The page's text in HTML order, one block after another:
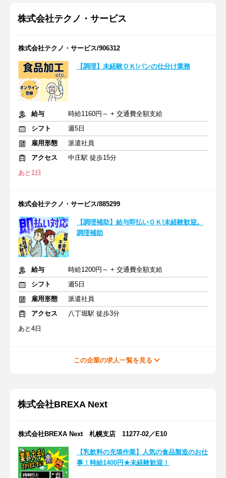
株式会社テクノ・サービス
株式会社テクノ・サービス/906312
【調理】未経験ＯＫ!パンの仕分け業務
給与
時給1160円～ + 交通費全額支給
シフト
週5日
雇用形態
派遣社員
アクセス
中庄駅 徒歩15分
あと1日
株式会社テクノ・サービス/885299
【調理補助】給与即払いＯＫ!未経験歓迎。
調理補助
給与
時給1200円～ + 交通費全額支給
シフト
週5日
雇用形態
派遣社員
アクセス
八丁堀駅 徒歩3分
あと4日
この企業の求人一覧を見る
株式会社BREXA Next
株式会社BREXA Next 札幌支店 11277-02／E10
【乳飲料の充填作業】人気の食品製造のお仕
事！時給1400円★未経験歓迎！